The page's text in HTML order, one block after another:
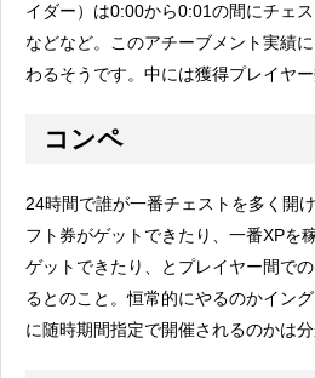
イダー）は0:00から0:01の間にチェ
などなど。このアチーブメント実績
わるそうです。中には獲得プレイヤ
コンペ
24時間で誰が一番チェストを多く開
フト券がゲットできたり、一番XPを
ゲットできたり、とプレイヤー間で
るとのこと。恒常的にやるのかイン
に随時期間指定で開催されるのかは分